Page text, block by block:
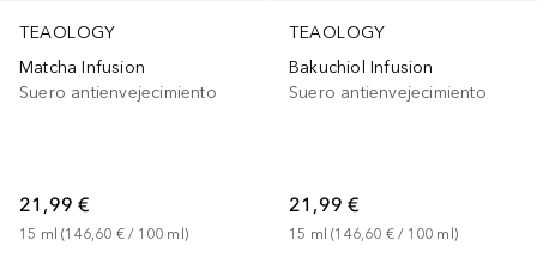
TEAOLOGY
Matcha Infusion
Suero antienvejecimiento
21,99 €
15 ml (146,60 € / 100 ml )
TEAOLOGY
Bakuchiol Infusion
Suero antienvejecimiento
21,99 €
15 ml (146,60 € / 100 ml )